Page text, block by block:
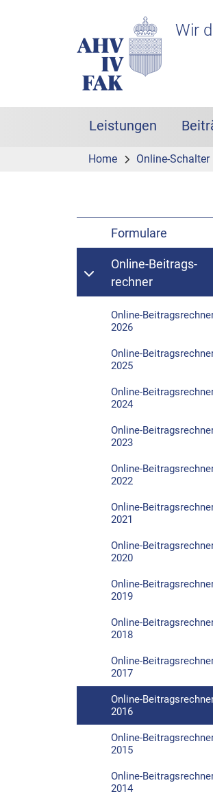
Headerbereich Wir
Hauptnavigation
Leistungen
Home Online-Schalter
Formulare
Online-Beitrags­
rechner
Online-
2026
Online-
2025
Online-
2024
Online-
2023
Online-
2022
Online-
2021
Online-
2020
Online-
2019
Online-
2018
Online-
2017
Online-
2016
Online-
2015
Online-
2014